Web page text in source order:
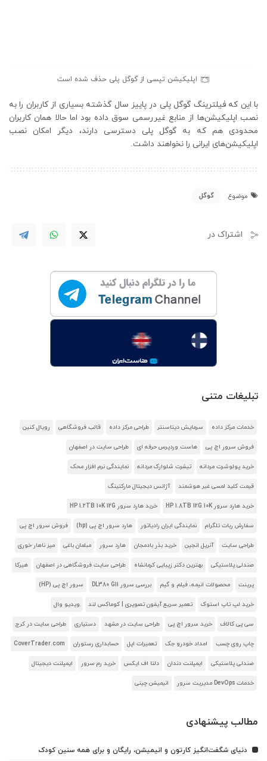
اپلیکیشن تپسی از گوگل پلی حذف شده است
با این که فیلترینگ گوگل پلی در پاییز سال گذشته بسیاری از کاربران را به
نصب اپلیکیشن‌ها از منابع غیررسمی سوق داده بود اما حالا همان کاربران
محدودی هم که به گوگل پلی دسترسی دارند، دیگر امکان نصب
اپلیکیشن‌های ایرانی را نخواهند داشت.
موضوع گوگل
اشتراک در
تبلیغات متنی
خدمات مرکز داده سرمایش دیتاسنتر طراحی مرکز داده قالب فروشگاهی رویال کنین
فروش سرور اچ پی هاست وردپرس حرفه ای طراحی سایت در اصفهان
خرید پولوشرت مردانه تیشرت شلوارک مردانه نمایندگی نرم افزار محک
قیمت کلید لمسی غیر هوشمند آژانس دیجیتال مارکتینگ
خرید هارد سرور HP 1.8TB 12G 10K خرید هارد سرور HP 1.2TB 10K 12G
سفارش ربات تلگرام نمایندگی ایران رادیاتور هارد سرور اچ پی (hp) فروش سرور اچ پی
طراحی سایت آنریل انجین خرید بذر بادمجان هارد سرور مبلمان باغی میز ناهار خوری
صندلی پلاستیکی بهترین دکتر زیبایی کرمانشاه طراحی سایت فروشگاهی در اصفهان هیرکا
پرینت محصولات انیمه، فیلم و گیم بررسی سرور DL380 G11 سرور اچ پی (HP)
خرید لپ تاپ استوک تعمیر سریع آیفون تصویری | کوماکس لند ویدیو وال
سی پی کالاف خرید سرور اچ پی طراحی سایت در مشهد دستیاری طراحی سایت در کرج
چاپ روی چسب امداد خودرو جک تعمیرات اپل حسابداری رستوران CoverTrader.com
صندلی پلاستیکی ایمپلنت دندان دلتا اف ایکس خرید رم سرور ایمپلنت دیجیتال
خدمات DevOps مدیریت سرور انیمیشن چینی
مطالب پیشنهادی
دنیای شگفت‌انگیز کارتون و انیمیشن، رایگان و برای همه سنین کودک